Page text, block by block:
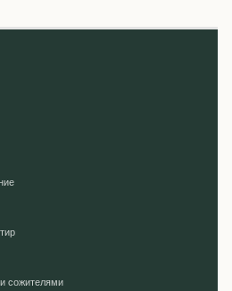
сожителями